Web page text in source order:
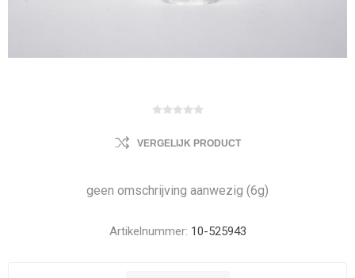
VERGELIJK PRODUCT
geen omschrijving aanwezig (6g)
Artikelnummer: 10-525943